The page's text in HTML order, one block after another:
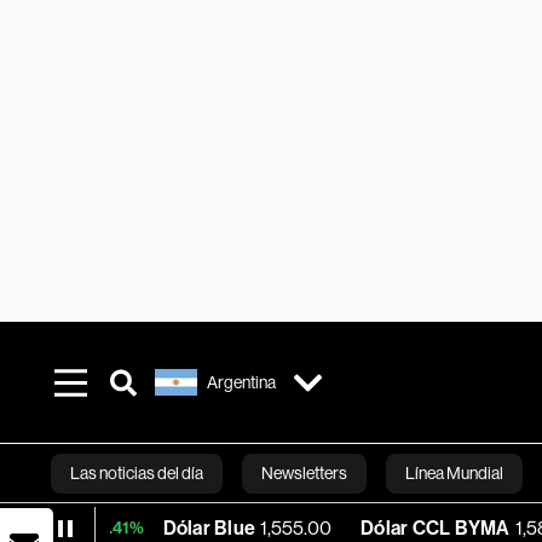
Argentina
Las noticias del día Newsletters Línea Mundial
Bloomberg
Dólar Blue 1,555.00 Dólar CCL BYMA 1,580.59